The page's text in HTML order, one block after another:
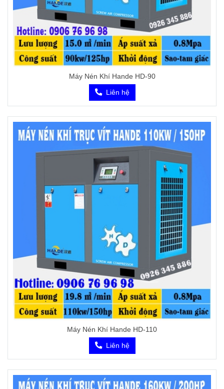
Máy Nén Khí Hande HD-90
Liên hệ
Máy Nén Khí Hande HD-110
Liên hệ